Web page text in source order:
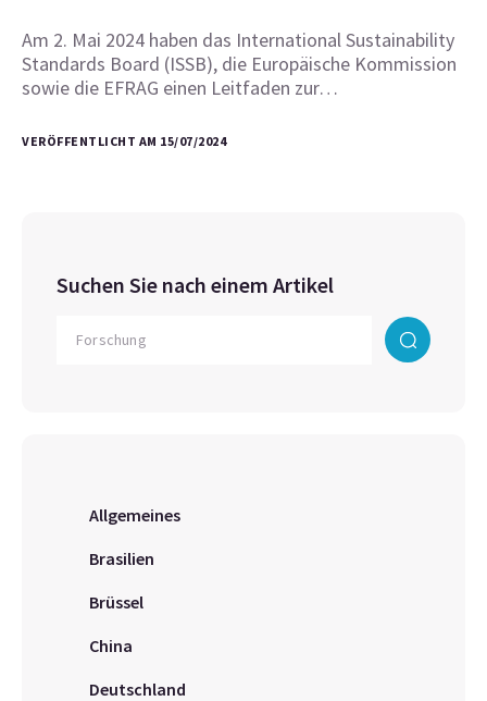
Am 2. Mai 2024 haben das International Sustainability
Standards Board (ISSB), die Europäische Kommission
sowie die EFRAG einen Leitfaden zur…
VERÖFFENTLICHT AM 15/07/2024
Suchen Sie nach einem Artikel
Allgemeines
Brasilien
Brüssel
China
Deutschland